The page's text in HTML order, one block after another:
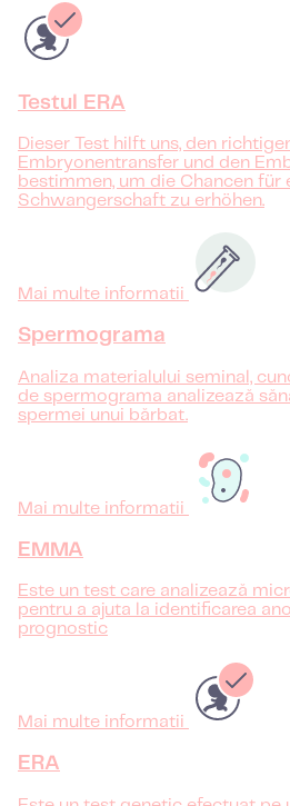
Testul ERA
Dieser Test hilft uns, den
Embryonentransfer und den
bestimmen, um die Chancen für
Schwangerschaft zu erhöhen.
Mai multe informatii
Spermograma
Analiza materialului seminal,
de spermograma analizează
spermei unui bărbat.
Mai multe informatii
EMMA
Este un test care analizează
pentru a ajuta la identificarea
prognostic
Mai multe informatii
ERA